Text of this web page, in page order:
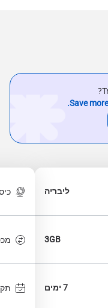
Save
ליבריה
3GB
7 ימים